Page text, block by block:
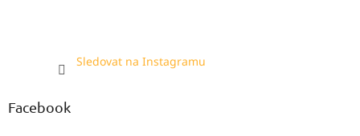
Sledovat na Instagramu
Facebook